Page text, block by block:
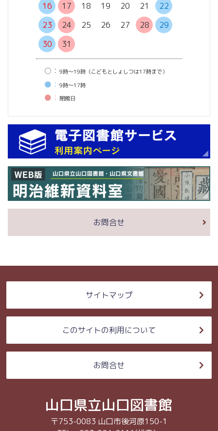
16
17 18 19 20 21
22
23
24 25 26 27 28
29
30
31
○： 9時〜19時（こどもとしょしつは17時まで）
●： 9時〜17時
●： 閉館⽇
お問合せ
サイトマップ
このサイトの利用について
お問合せ
山口県立山口図書館
〒753-0083 山口市後河原150-1